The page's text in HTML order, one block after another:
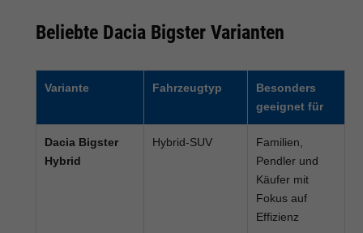
Beliebte Dacia Bigster Varianten
Variante Fahrzeugtyp
Besonders
geeignet für
Dacia Bigster
Hybrid
Hybrid-SUV
Familien,
Pendler und
Käufer mit
Fokus auf
Effizienz